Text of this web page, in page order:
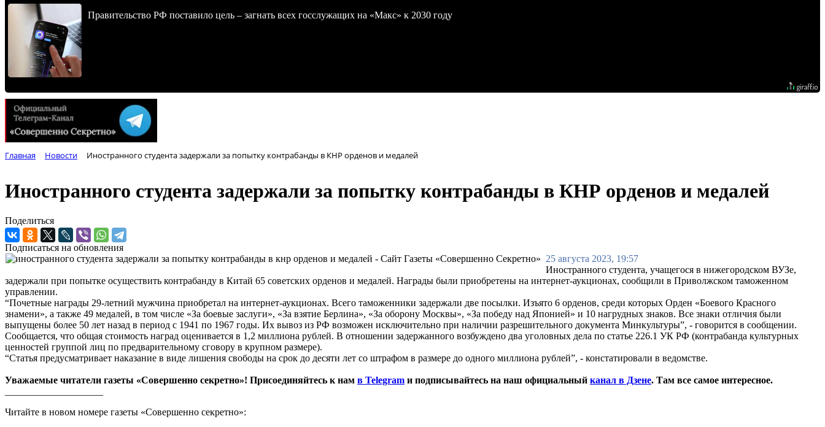
Правительство РФ поставило цель – загнать всех госслужащих на «Макс» к 2030 году
Главная Новости Иностранного студента задержали за попытку контрабанды в КНР орденов и медалей
Иностранного студента задержали за попытку контрабанды в КНР орденов и медалей
Поделиться
Подписаться на обновления
25 августа 2023, 19:57
Иностранного студента, учащегося в нижегородском ВУЗе,
задержали при попытке осуществить контрабанду в Китай 65 советских орденов и медалей. Награды были приобретены на интернет-аукционах, сообщили в Приволжском таможенном
управлении.
“Почетные награды 29-летний мужчина приобретал на интернет-аукционах. Всего таможенники задержали две посылки. Изъято 6 орденов, среди которых Орден «Боевого Красного
знамени», а также 49 медалей, в том числе «За боевые заслуги», «За взятие Берлина», «За оборону Москвы», «За победу над Японией» и 10 нагрудных знаков. Все знаки отличия были
выпущены более 50 лет назад в период с 1941 по 1967 годы. Их вывоз из РФ возможен исключительно при наличии разрешительного документа Минкультуры”, - говорится в сообщении.
Сообщается, что общая стоимость наград оценивается в 1,2 миллиона рублей. В отношении задержанного возбуждено два уголовных дела по статье 226.1 УК РФ (контрабанда культурных
ценностей группой лиц по предварительному сговору в крупном размере).
“Статья предусматривает наказание в виде лишения свободы на срок до десяти лет со штрафом в размере до одного миллиона рублей”, - констатировали в ведомстве.
Уважаемые читатели газеты «Совершенно секретно»! Присоединяйтесь к нам в Telegram и подписывайтесь на наш официальный канал в Дзене. Там все самое интересное.
Читайте в новом номере газеты «Совершенно секретно»: